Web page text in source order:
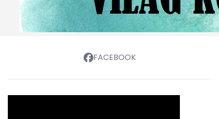
FACEBOOK